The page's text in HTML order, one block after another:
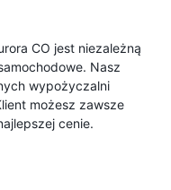
CO jest niezależną
Nasz
wypożyczalni
możesz zawsze
cenie.